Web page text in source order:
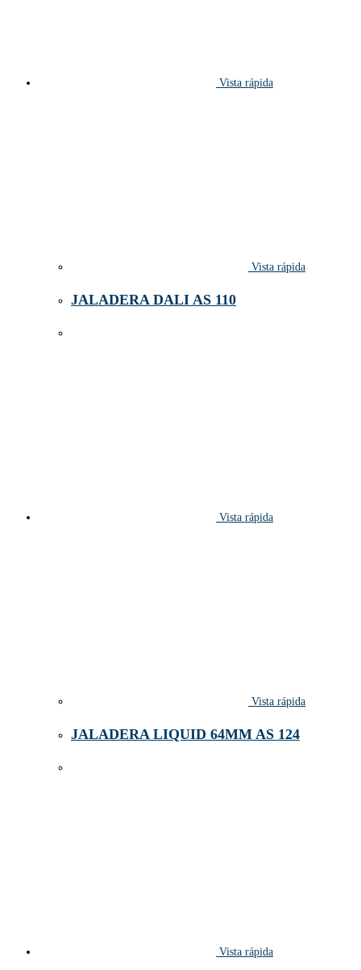
Vista rápida
Vista rápida
JALADERA DALI AS 110
Vista rápida
Vista rápida
JALADERA LIQUID 64MM AS 124
Vista rápida